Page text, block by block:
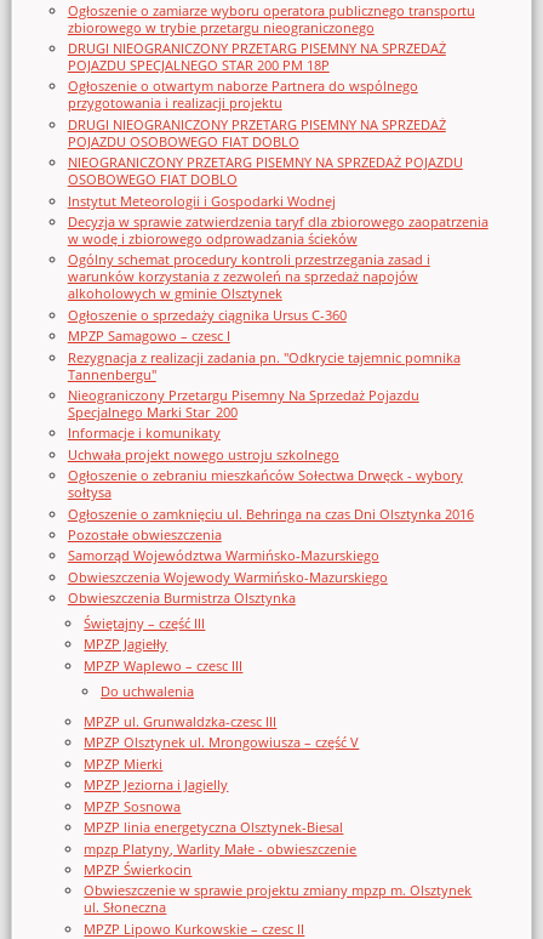
Ogłoszenie o zamiarze wyboru operatora publicznego transportu
zbiorowego w trybie przetargu nieograniczonego
DRUGI NIEOGRANICZONY PRZETARG PISEMNY NA SPRZEDAŻ
POJAZDU SPECJALNEGO STAR 200 PM 18P
Ogłoszenie o otwartym naborze Partnera do wspólnego
przygotowania i realizacji projektu
DRUGI NIEOGRANICZONY PRZETARG PISEMNY NA SPRZEDAŻ
POJAZDU OSOBOWEGO FIAT DOBLO
NIEOGRANICZONY PRZETARG PISEMNY NA SPRZEDAŻ POJAZDU
OSOBOWEGO FIAT DOBLO
Instytut Meteorologii i Gospodarki Wodnej
Decyzja w sprawie zatwierdzenia taryf dla zbiorowego zaopatrzenia
w wodę i zbiorowego odprowadzania ścieków
Ogólny schemat procedury kontroli przestrzegania zasad i
warunków korzystania z zezwoleń na sprzedaż napojów
alkoholowych w gminie Olsztynek
Ogłoszenie o sprzedaży ciągnika Ursus C-360
MPZP Samagowo – czesc I
Rezygnacja z realizacji zadania pn. "Odkrycie tajemnic pomnika
Tannenbergu"
Nieograniczony Przetargu Pisemny Na Sprzedaż Pojazdu
Specjalnego Marki Star_200
Informacje i komunikaty
Uchwała projekt nowego ustroju szkolnego
Ogłoszenie o zebraniu mieszkańców Sołectwa Drwęck - wybory
sołtysa
Ogłoszenie o zamknięciu ul. Behringa na czas Dni Olsztynka 2016
Pozostałe obwieszczenia
Samorząd Województwa Warmińsko-Mazurskiego
Obwieszczenia Wojewody Warmińsko-Mazurskiego
Obwieszczenia Burmistrza Olsztynka
Świętajny – część III
MPZP Jagiełły
MPZP Waplewo – czesc III
Do uchwalenia
MPZP ul. Grunwaldzka-czesc III
MPZP Olsztynek ul. Mrongowiusza – część V
MPZP Mierki
MPZP Jeziorna i Jagielly
MPZP Sosnowa
MPZP linia energetyczna Olsztynek-Biesal
mpzp Platyny, Warlity Małe - obwieszczenie
MPZP Świerkocin
Obwieszczenie w sprawie projektu zmiany mpzp m. Olsztynek
ul. Słoneczna
MPZP Lipowo Kurkowskie – czesc II